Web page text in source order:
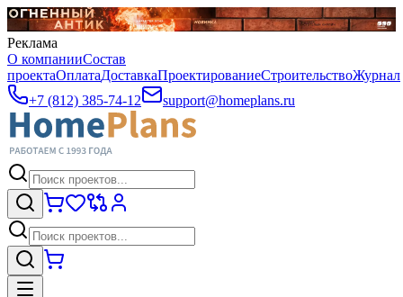
Реклама
О компанииСостав
проектаОплатаДоставкаПроектированиеСтроительствоЖурнал
+7 (812) 385-74-12
support@homeplans.ru